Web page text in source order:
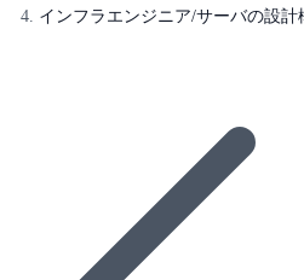
インフラエンジニア/サーバの設計